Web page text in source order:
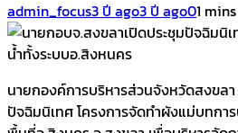
admin_focus3 ปี ago3 ปี ago01 mins
นายกองค์การบริหารส่วนจังหวัดสงขลา
ปัจฉิมนิเทศ โครงการจัดทำผังแม่บทกา